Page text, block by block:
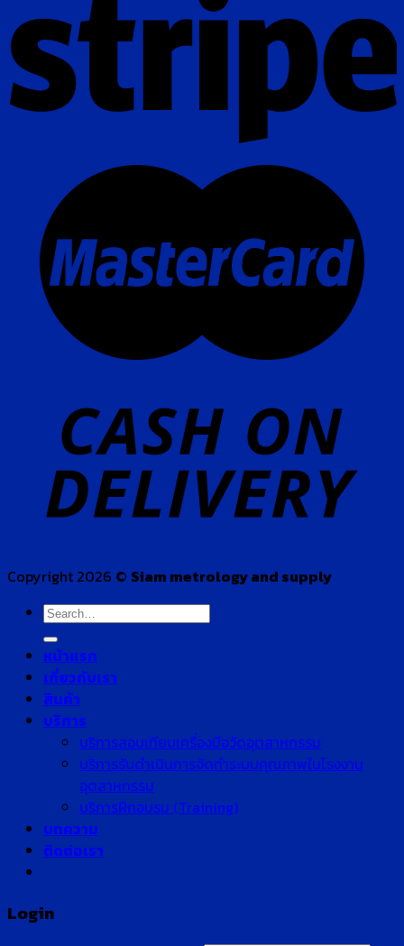
Copyright 2026 © Siam metrology and supply
Search
for:
หน้าแรก
เกี่ยวกับเรา
สินค้า
บริการ
บริการสอบเทียบเครื่องมือวัดอุตสาหกรรม
บริการรับดำเนินการจัดทำระบบคุณภาพในโรงงาน
อุตสาหกรรม
บริการฝึกอบรม (Training)
บทความ
ติดต่อเรา
Login